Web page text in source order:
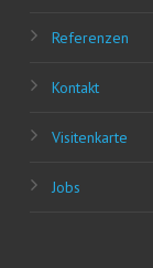
Refe­ren­zen
Kon­takt
Visi­ten­kar­te
Jobs